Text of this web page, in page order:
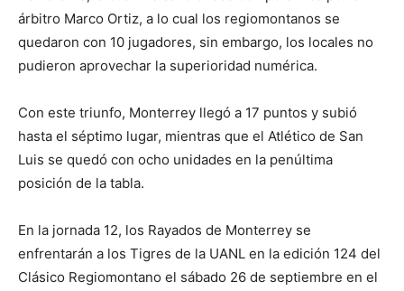
árbitro Marco Ortiz, a lo cual los regiomontanos se
quedaron con 10 jugadores, sin embargo, los locales no
pudieron aprovechar la superioridad numérica.
Con este triunfo, Monterrey llegó a 17 puntos y subió
hasta el séptimo lugar, mientras que el Atlético de San
Luis se quedó con ocho unidades en la penúltima
posición de la tabla.
En la jornada 12, los Rayados de Monterrey se
enfrentarán a los Tigres de la UANL en la edición 124 del
Clásico Regiomontano el sábado 26 de septiembre en el